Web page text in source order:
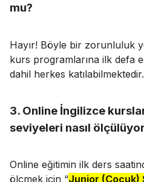
mu?
Hayır! Böyle bir zorunluluk
kurs programlarına ilk defa
dahil herkes katılabilmektedir.
3. Online İngilizce
seviyeleri nasıl
Online eğitimin ilk ders
ölçmek için “Junior (Çocuk)